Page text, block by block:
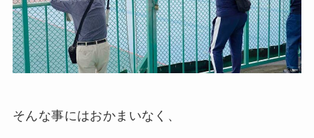
そんな事にはおかまいなく、